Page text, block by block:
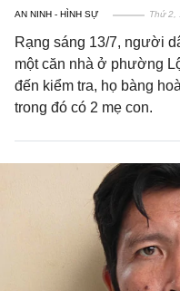
AN NINH - HÌNH SỰ Thứ 2,
Rạng sáng 13/7, người
một căn nhà ở phường
đến kiểm tra, họ bàng
trong đó có 2 mẹ con.